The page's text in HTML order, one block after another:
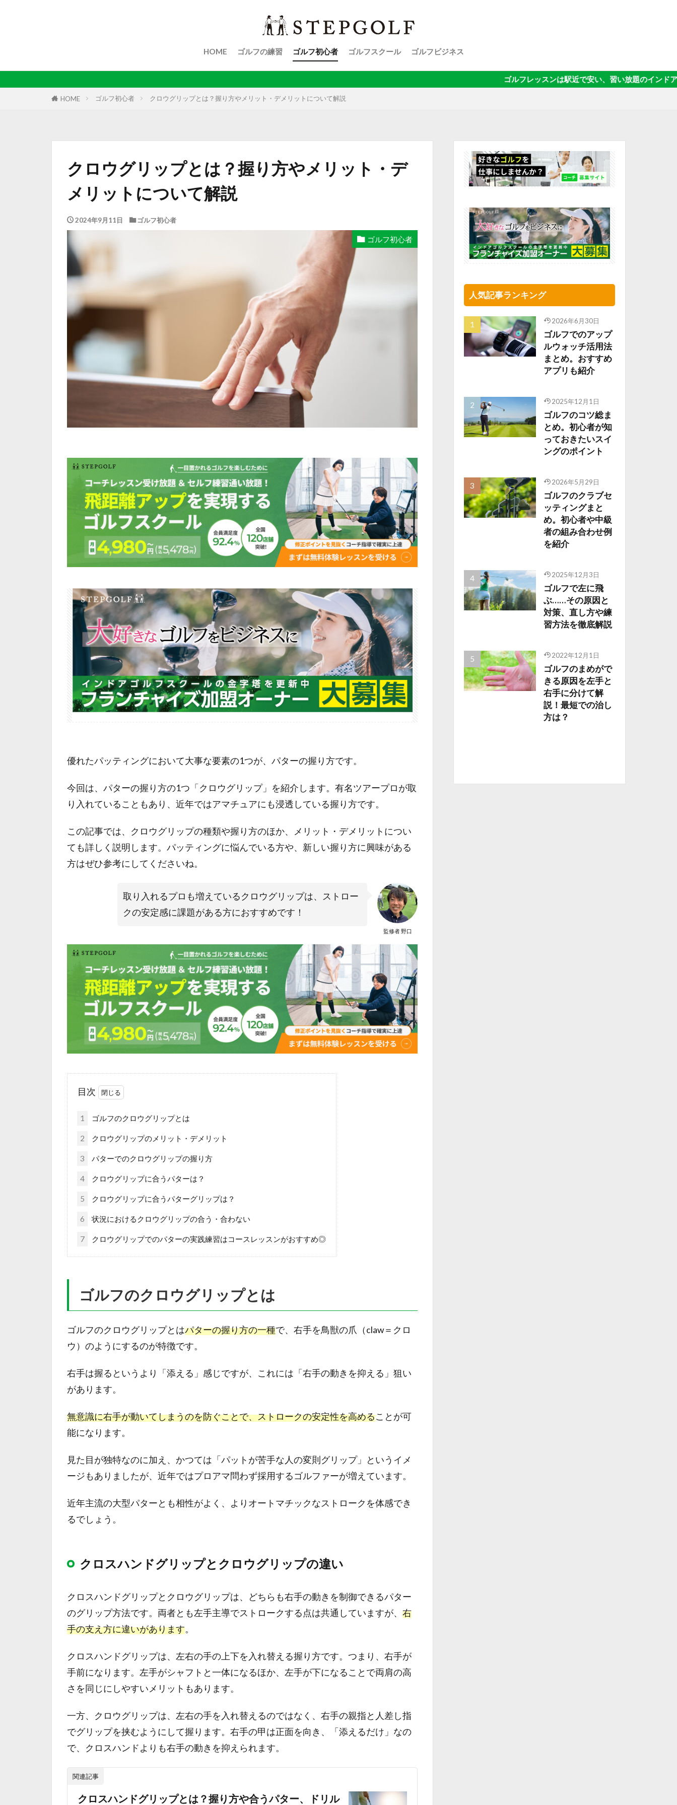
HOME ゴルフの練習 ゴルフ初心者 ゴルフスクール ゴルフビジネス
ゴルフレッスンは駅近で安い、習い放題のインドアゴルフスクー
HOME ゴルフ初心者 クロウグリップとは？握り方やメリット・デメリットについて解説
クロウグリップとは？握り方やメリット・デ
メリットについて解説
2024年9月11日 ゴルフ初心者
ゴルフ初心者
優れたパッティングにおいて大事な要素の1つが、パターの握り方です。
今回は、パターの握り方の1つ「クロウグリップ」を紹介します。有名ツアープロが取
り入れていることもあり、近年ではアマチュアにも浸透している握り方です。
この記事では、クロウグリップの種類や握り方のほか、メリット・デメリットについ
ても詳しく説明します。パッティングに悩んでいる方や、新しい握り方に興味がある
方はぜひ参考にしてくださいね。
監修者 野口
取り入れるプロも増えているクロウグリップは、ストロー
クの安定感に課題がある方におすすめです！
目次
1 ゴルフのクロウグリップとは
2 クロウグリップのメリット・デメリット
3 パターでのクロウグリップの握り方
4 クロウグリップに合うパターは？
5 クロウグリップに合うパターグリップは？
6 状況におけるクロウグリップの合う・合わない
7 クロウグリップでのパターの実践練習はコースレッスンがおすすめ◎
ゴルフのクロウグリップとは
ゴルフのクロウグリップとはパターの握り方の一種で、右手を鳥獣の爪（claw＝クロ
ウ）のようにするのが特徴です。
右手は握るというより「添える」感じですが、これには「右手の動きを抑える」狙い
があります。
無意識に右手が動いてしまうのを防ぐことで、ストロークの安定性を高めることが可
能になります。
見た目が独特なのに加え、かつては「パットが苦手な人の変則グリップ」というイメ
ージもありましたが、近年ではプロアマ問わず採用するゴルファーが増えています。
近年主流の大型パターとも相性がよく、よりオートマチックなストロークを体感でき
るでしょう。
クロスハンドグリップとクロウグリップの違い
クロスハンドグリップとクロウグリップは、どちらも右手の動きを制御できるパター
のグリップ方法です。両者とも左手主導でストロークする点は共通していますが、 右
手の支え方に違いがあります。
クロスハンドグリップは、左右の手の上下を入れ替える握り方です。つまり、右手が
手前になります。左手がシャフトと一体になるほか、左手が下になることで両肩の高
さを同じにしやすいメリットもあります。
一方、クロウグリップは、左右の手を入れ替えるのではなく、右手の親指と人差し指
でグリップを挟むようにして握ります。右手の甲は正面を向き、「添えるだけ」なの
で、クロスハンドよりも右手の動きを抑えられます。
関連記事
クロスハンドグリップとは？握り方や合うパター、ドリル
人気記事ランキング
2026年6月30日
ゴルフでのアップ
ルウォッチ活用法
まとめ。おすすめ
アプリも紹介
2025年12月1日
ゴルフのコツ総ま
とめ。初心者が知
っておきたいスイ
ングのポイント
2026年5月29日
ゴルフのクラブセ
ッティングまと
め。初心者や中級
者の組み合わせ例
を紹介
2025年12月3日
ゴルフで左に飛
ぶ……その原因と
対策、直し方や練
習方法を徹底解説
2022年12月1日
ゴルフのまめがで
きる原因を左手と
右手に分けて解
説！最短での治し
方は？